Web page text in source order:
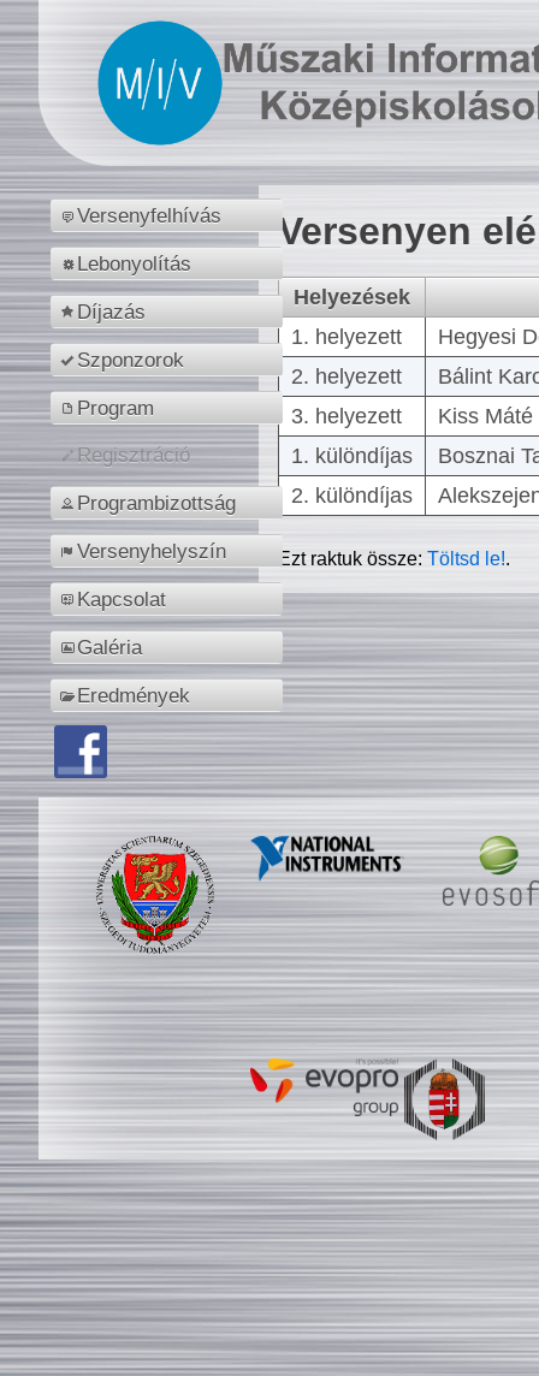
Versenyfelhívás
Lebonyolítás
Díjazás
Szponzorok
Program
Regisztráció
Programbizottság
Versenyhelyszín
Kapcsolat
Galéria
Eredmények
Versenyen
Helyezések
1. helyezett
Hegyesi
2. helyezett
Bálint
3. helyezett
Kiss
1. különdíjas
Bosznai
2. különdíjas
Ezt raktuk össze:Töltsd le!.